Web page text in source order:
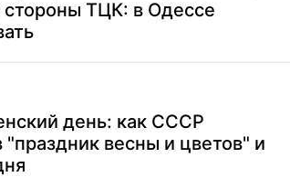
стороны ТЦК: в Одессе
день: как СССР
"праздник весны и цветов" и